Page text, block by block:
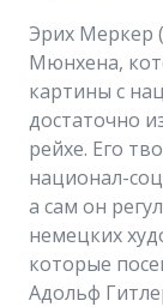
Эрих Меркер
Мюнхена,
картины с
достаточно
рейхе. Его
национал-
а сам он
немецких
которые
Адольф